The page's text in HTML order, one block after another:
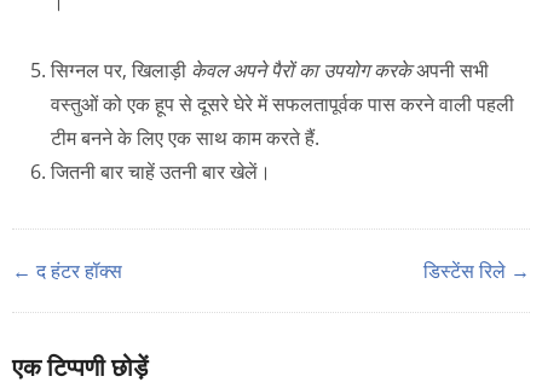
सिग्नल पर, खिलाड़ी केवल अपने पैरों का उपयोग करकेअपनी सभी
वस्तुओं को एक हूप से दूसरे घेरे में सफलतापूर्वक पास करने वाली पहली
टीम बनने के लिए एक साथ काम करते हैं.
जितनी बार चाहें उतनी बार खेलें।
← द हंटर हॉक्स डिस्टेंस रिले →
एक टिप्पणी छोड़ें